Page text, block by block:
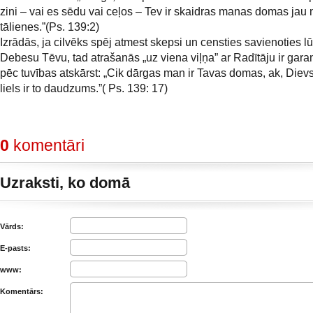
zini – vai es sēdu vai ceļos – Tev ir skaidras manas domas jau
tālienes.”(Ps. 139:2)
Izrādās, ja cilvēks spēj atmest skepsi un censties savienoties
Debesu Tēvu, tad atrašanās „uz viena viļņa” ar Radītāju ir
pēc tuvības atskārst: „Cik dārgas man ir Tavas domas, ak,
liels ir to daudzums.”( Ps. 139: 17)
0 komentāri
Uzraksti, ko domā
Vārds:
E-pasts:
www:
Komentārs: